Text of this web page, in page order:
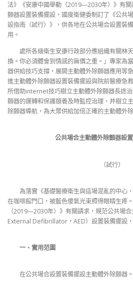
法》《安康中國舉動（2019—2030年）》有
顫器設置裝備擺設，國度衛健委制訂了《公共
設指南（試行）》，供各地在公共場合設置裝
用。
處所各級衛生安康行政部分應組織有關林
換。你必須體會到情感的無價之重。」專家為
器供給技巧支撐，展開主動體外除顫器應用等
進主動體外除顫器設置裝備擺設與院前醫療急
所借助internet技巧樹立主動體外除顫器長途
顫器的運轉和保護頤養及時監控治理，并樹立
除顫器導航，為大眾供給加倍正確的主動體外
公共場合主動體外除顫器設
（試行）
為落實《基礎醫療衛生與這場混亂的中心
在咖啡館門口，被藍色傻氣光束照得眼睛生疼
（2019—2030年）》有關請求，規范公共場
External Defibrillator，AED）設置裝備擺設，
一、實用范圍
在公共場合設置裝備擺設主動體外除顫器。